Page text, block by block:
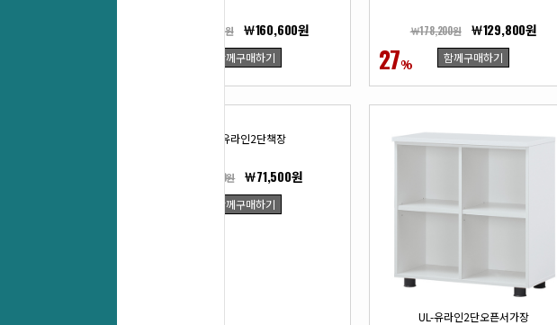
￦214,500원 ￦160,600원
함께구매하기 27%
￦178,200원 ￦129,800원
함께구매하기
UL-유라인2단책장
￦99,000원 ￦71,500원
함께구매하기
UL-유라인2단오픈서가장